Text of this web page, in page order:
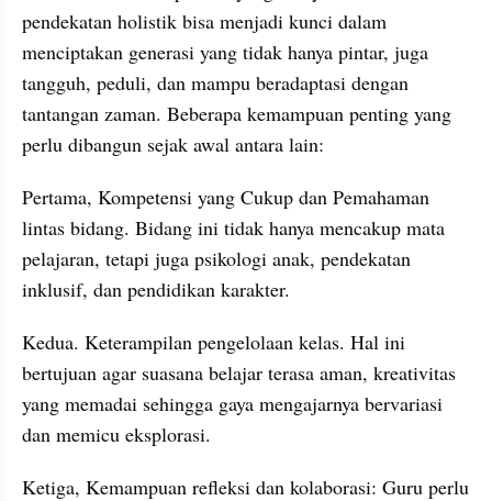
pendekatan holistik bisa menjadi kunci dalam
menciptakan generasi yang tidak hanya pintar, juga
tangguh, peduli, dan mampu beradaptasi dengan
tantangan zaman. Beberapa kemampuan penting yang
perlu dibangun sejak awal antara lain:
Pertama, Kompetensi yang Cukup dan Pemahaman
lintas bidang. Bidang ini tidak hanya mencakup mata
pelajaran, tetapi juga psikologi anak, pendekatan
inklusif, dan pendidikan karakter.
Kedua. Keterampilan pengelolaan kelas. Hal ini
bertujuan agar suasana belajar terasa aman, kreativitas
yang memadai sehingga gaya mengajarnya bervariasi
dan memicu eksplorasi.
Ketiga, Kemampuan refleksi dan kolaborasi: Guru perlu